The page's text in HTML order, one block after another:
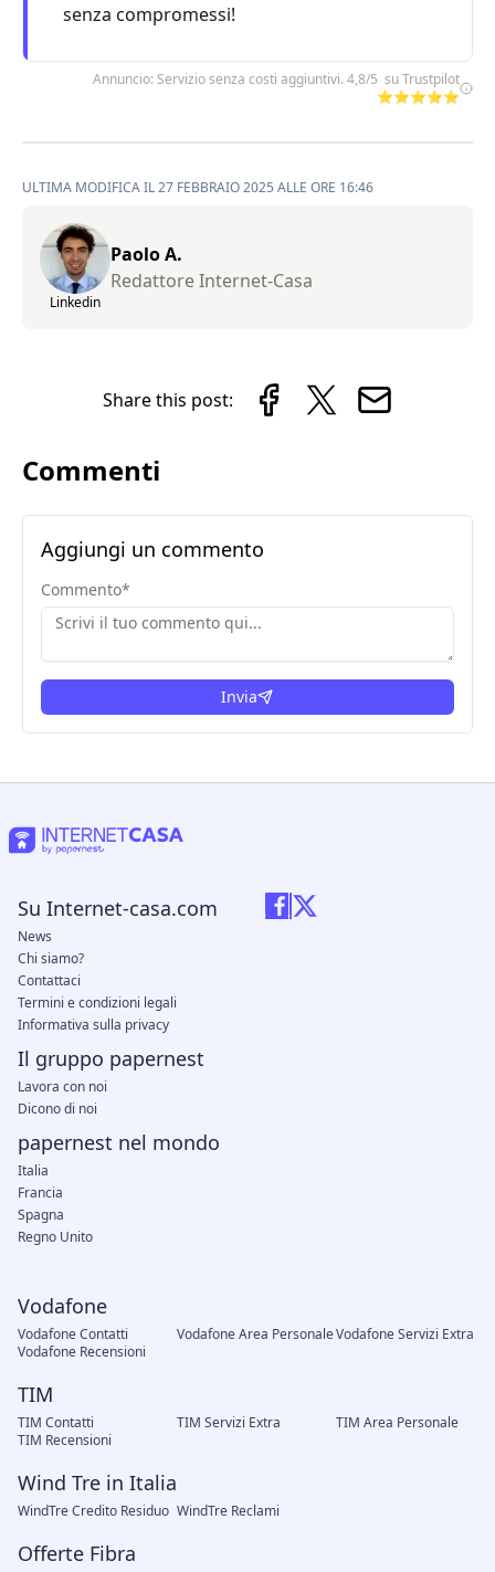
senza compromessi!
Annuncio: Servizio senza costi aggiuntivi. 4,8/5 su Trustpilot
⭐⭐⭐⭐⭐
ULTIMA MODIFICA IL 27 FEBBRAIO 2025 ALLE ORE 16:46
Linkedin
Paolo A.
Redattore Internet-Casa
Share this post:
Commenti
Aggiungi un commento
Commento*
Invia
Vodafone
Vodafone Contatti Vodafone Area PersonaleVodafone Servizi Extra
Vodafone Recensioni
TIM
TIM Contatti TIM Servizi Extra
TIM Area Personale
TIM Recensioni
Wind Tre in Italia
WindTre Credito Residuo WindTre Reclami
Offerte Fibra
Su Internet-casa.com
News
Chi siamo?
Contattaci
Termini e condizioni legali
Informativa sulla privacy
Il gruppo papernest
Lavora con noi
Dicono di noi
papernest nel mondo
Italia
Francia
Spagna
Regno Unito